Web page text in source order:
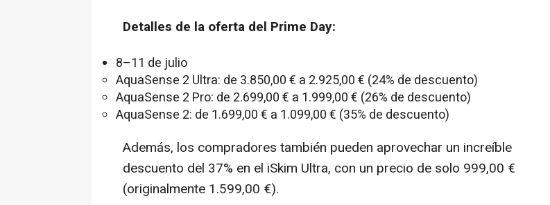
Detalles de la oferta del Prime Day:
8–11 de julio
AquaSense 2 Ultra: de 3.850,00 € a 2.925,00 € (24% de descuento)
AquaSense 2 Pro: de 2.699,00 € a 1.999,00 € (26% de descuento)
AquaSense 2: de 1.699,00 € a 1.099,00 € (35% de descuento)
Además, los compradores también pueden aprovechar un increíble
descuento del 37% en el iSkim Ultra, con un precio de solo 999,00 €
(originalmente 1.599,00 €).